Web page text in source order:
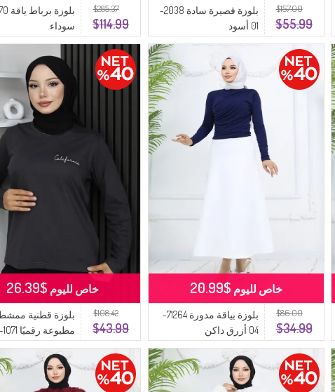
$157.00
$55.99
بلوزة قصيرة سادة 2038-
01 أسود
$285.37
$114.99
سوداء
$86.00
$34.99
بلوزة بياقة مدورة 71264-
04 أزرق داكن
خاص لليوم $20.99
$108.42
$43.99
بلوزة قطنية
دخانية
خاص لليوم $26.39